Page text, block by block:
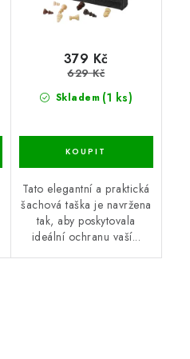
Skladem (1 ks)
379 Kč
629 Kč
Tato elegantní a praktická
šachová taška je navržena
tak, aby poskytovala
ideální ochranu vaší...